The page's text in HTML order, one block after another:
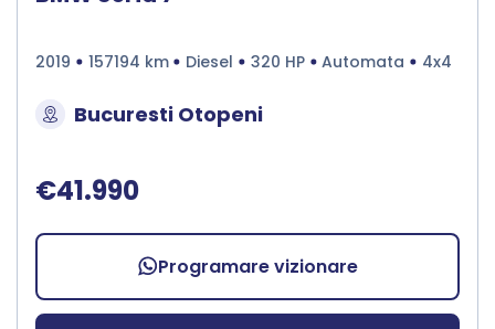
2019 157194 km Diesel 320 HP Automata 4x4
Bucuresti Otopeni
€41.990
Programare vizionare